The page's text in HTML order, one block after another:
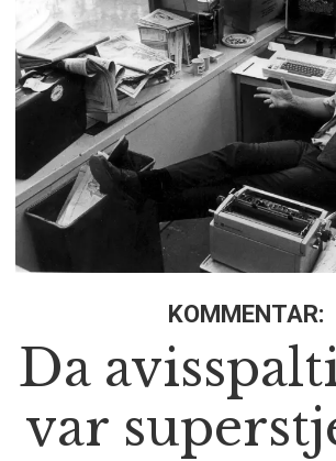
KOMMENTAR:
Da
var